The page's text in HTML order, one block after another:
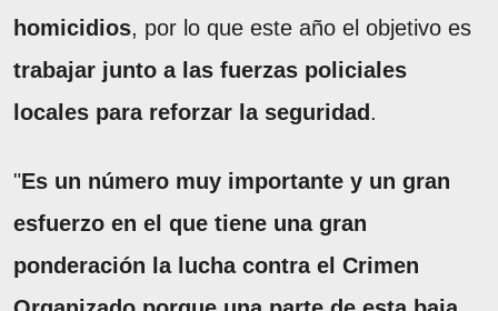
homicidios, por lo que este año el objetivo es
trabajar junto a las fuerzas policiales
locales para reforzar la seguridad .
"Es un número muy importante y un gran
esfuerzo en el que tiene una gran
ponderación la lucha contra el Crimen